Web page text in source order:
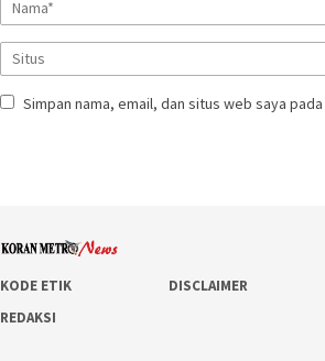
Simpan nama, email, dan situs web saya
KODE ETIK DISCLAIMER
REDAKSI